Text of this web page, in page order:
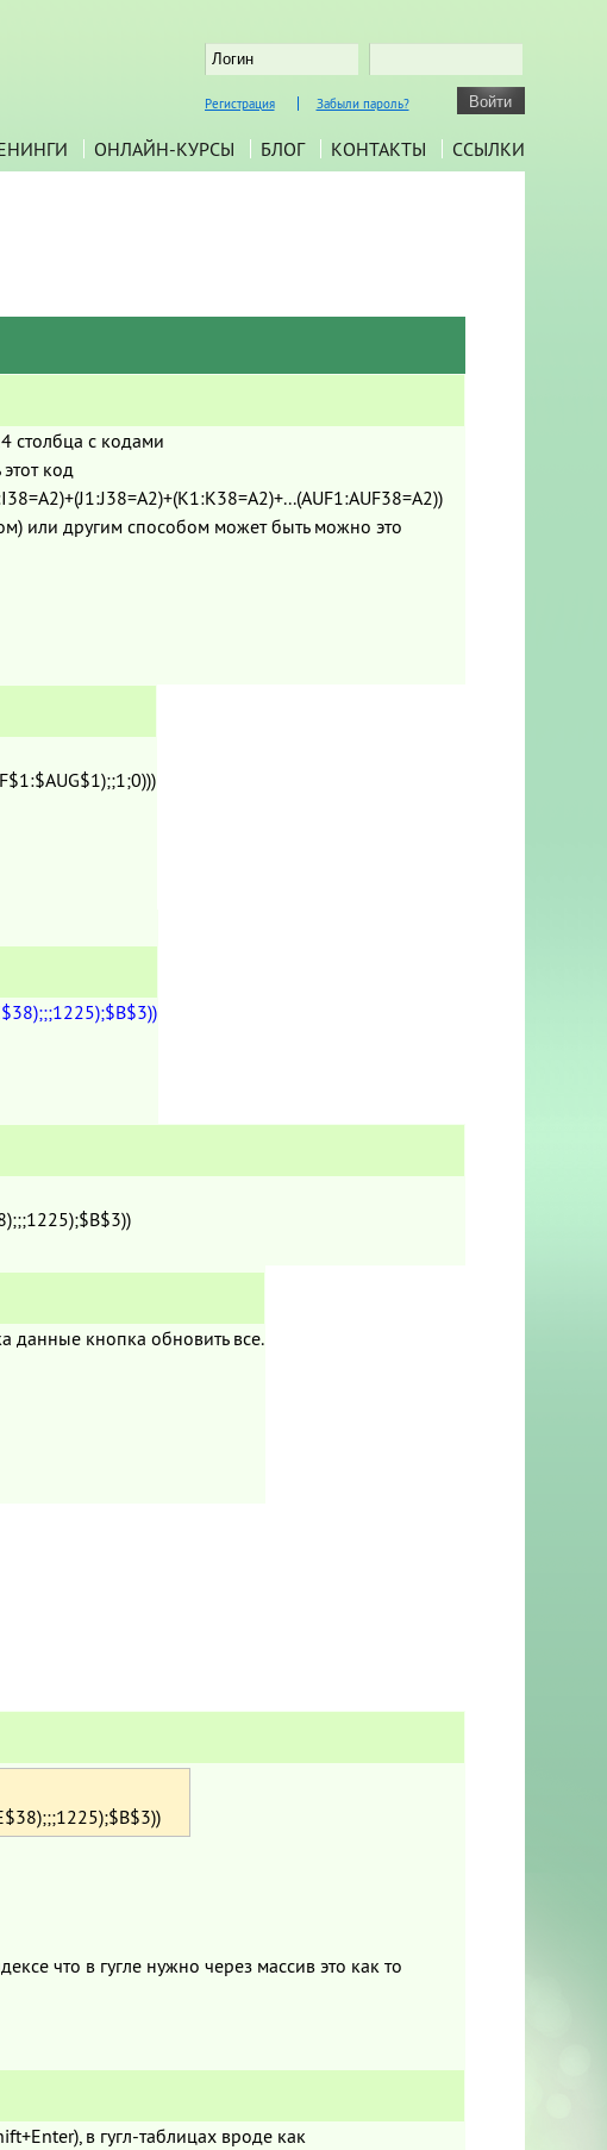
Регистрация Забыли пароль?
ОНЛАЙН-КУРСЫ БЛОГ КОНТАКТЫ ССЫЛКИ
столбца с кодами
код
или другим способом может быть можно это
данные кнопка обновить все.
что в гугле нужно через массив это как то
в гугл-таблицах вроде как